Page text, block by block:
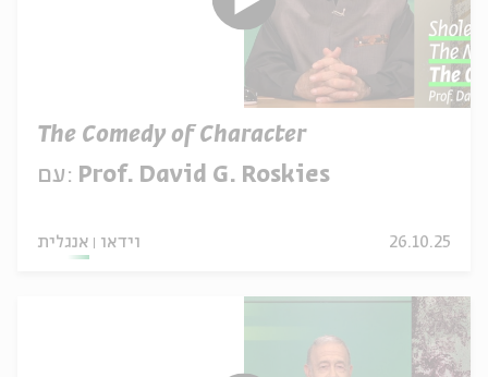
The Comedy of Character
עם: Prof. David G. Roskies
אנגלית וידאו 26.10.25